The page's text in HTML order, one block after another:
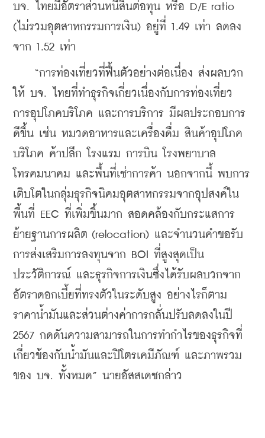
บจ. ไทยมีอัตราส่วนหนี้สินต่อทุน หรือ D/E ratio
(ไม่รวมอุตสาหกรรมการเงิน) อยู่ที่ 1.49 เท่า ลดลง
จาก 1.52 เท่า
“การท่องเที่ยวที่ฟื้นตัวอย่างต่อเนื่อง ส่งผลบวก
ให้ บจ. ไทยที่ทำธุรกิจเกี่ยวเนื่องกับการท่องเที่ยว
การอุปโภคบริโภค และการบริการ มีผลประกอบการ
ดีขึ้น เช่น หมวดอาหารและเครื่องดื่ม สินค้าอุปโภค
บริโภค ค้าปลีก โรงแรม การบิน โรงพยาบาล
โทรคมนาคม และพื้นที่เช่าการค้า นอกจากนี้ พบการ
เติบโตในกลุ่มธุรกิจนิคมอุตสาหกรรมจากอุปสงค์ใน
พื้นที่ EEC ที่เพิ่มขึ้นมาก สอดคล้องกับกระแสการ
ย้ายฐานการผลิต (relocation) และจำนวนคำขอรับ
การส่งเสริมการลงทุนจาก BOI ที่สูงสุดเป็น
ประวัติการณ์ และธุรกิจการเงินซึ่งได้รับผลบวกจาก
อัตราดอกเบี้ยที่ทรงตัวในระดับสูง อย่างไรก็ตาม
ราคาน้ำมันและส่วนต่างค่าการกลั่นปรับลดลงในปี
2567 กดดันความสามารถในการทำกำไรของธุรกิจที่
เกี่ยวข้องกับน้ำมันและปิโตรเคมีภัณฑ์ และภาพรวม
ของ บจ. ทั้งหมด” นายอัสสเดชกล่าว